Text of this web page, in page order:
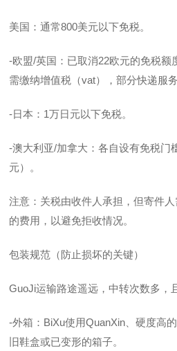
美国：通常800美元以下免税。
-欧盟/英国：已取消22欧元的免税额
需缴纳增值税（vat），部分快递服
-日本：1万日元以下免税。
-澳大利亚/加拿大：各自设有免税门
元）。
注意：关税由收件人承担，但寄件
的费用，以避免拒收情况。
包装规范（防止损坏的关键）
GuoJi运输路途遥远，中转次数多，
-外箱：BiXu使用QuanXin、硬度高
旧鞋盒或已变形的箱子。